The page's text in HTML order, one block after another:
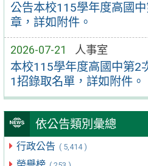
公告本校115學年度高國
章，詳如附件。
2026-07-21 人事室
本校115學年度高國中第2
1招錄取名單，詳如附件。
依公告類別彙總
行政公告 ( 5,414 )